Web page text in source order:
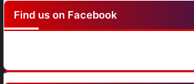
Find us on Facebook